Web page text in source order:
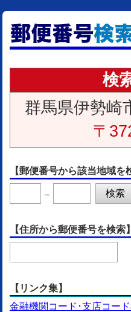
検
群馬県伊勢崎
〒
【郵便番号から該当地域を
－
【住所から郵便番号を検索】
【リンク集】
金融機関コード･支店コー